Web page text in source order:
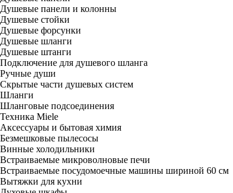
Душевые панели и колонны
Душевые стойки
Душевые форсунки
Душевые шланги
Душевые штанги
Подключение для душевого шланга
Ручные души
Скрытые части душевых систем
Шланги
Шланговые подсоединения
Техника Miele
Аксессуары и бытовая химия
Безмешковые пылесосы
Винные холодильники
Встраиваемые микроволновые печи
Встраиваемые посудомоечные машины шириной 60 см
Вытяжки для кухни